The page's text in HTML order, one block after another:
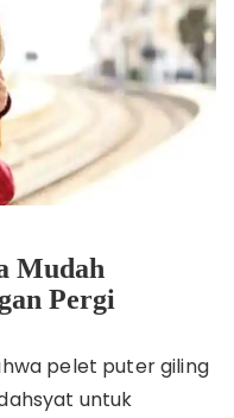
Mudah
Pergi
pelet puter giling
untuk